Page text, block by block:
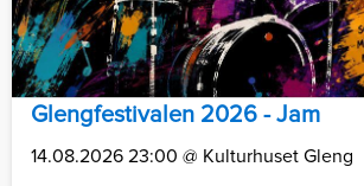
Glengfestivalen 2026 - Jam
14.08.2026 23:00 @ Kulturhuset Gleng